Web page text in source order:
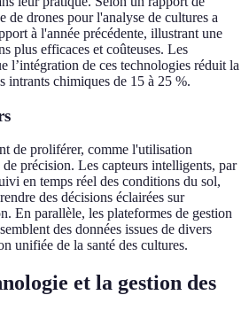
de drones pour l'analyse de cultures a
à l'année précédente, illustrant une
plus efficaces et coûteuses. Les
l’intégration de ces technologies réduit la
intrants chimiques de 15 à 25 %.
de proliférer, comme l'utilisation
précision. Les capteurs intelligents, par
en temps réel des conditions du sol,
des décisions éclairées sur
En parallèle, les plateformes de gestion
des données issues de divers
unifiée de la santé des cultures.
et la gestion des